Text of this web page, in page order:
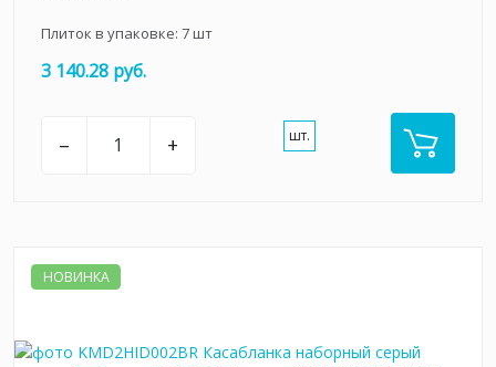
Плиток в упаковке: 7шт
3 140.28 руб.
– + шт.
НОВИНКА